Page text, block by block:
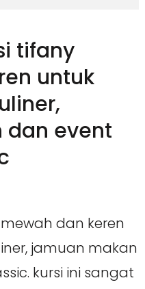
tifany
untuk
dan event
dan keren
jamuan makan
kursi ini sangat